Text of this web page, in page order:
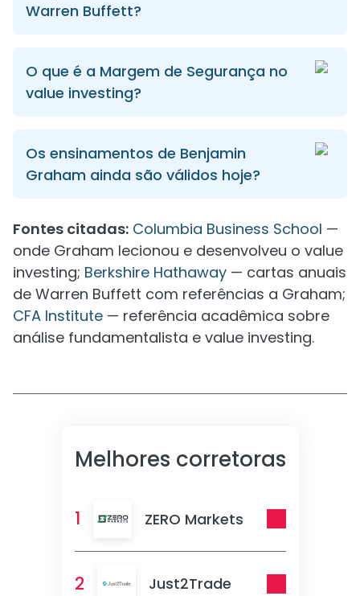
Warren Buffett?
O que é a Margem de Segurança no
value investing?
Os ensinamentos de Benjamin
Graham ainda são válidos hoje?
Fontes citadas: Columbia Business School —
onde Graham lecionou e desenvolveu o value
investing; Berkshire Hathaway — cartas anuais
de Warren Buffett com referências a Graham;
CFA Institute — referência acadêmica sobre
análise fundamentalista e value investing.
Melhores corretoras
1 ZERO Markets
2 Just2Trade